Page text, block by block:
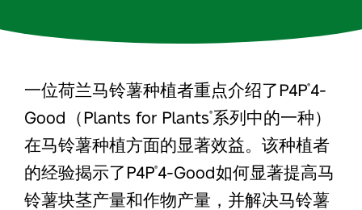
一位荷兰马铃薯种植者重点介绍了P4P®4-
Good（Plants for Plants® 系列中的一种）
在马铃薯种植方面的显著效益。该种植者
的经验揭示了P4P®4-Good如何显著提高马
铃薯块茎产量和作物产量，并解决马铃薯